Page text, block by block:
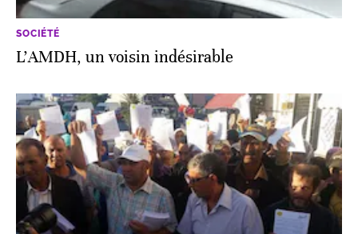
SOCIÉTÉ
L’AMDH, un voisin indésirable